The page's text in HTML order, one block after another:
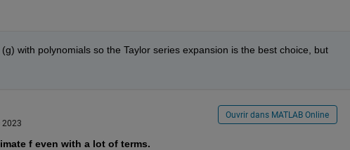
with polynomials so the Taylor series expansion is the best choice, but
2023
Ouvrir dans MATLAB Online
f even with a lot of terms.